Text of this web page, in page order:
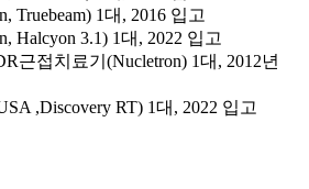
Truebeam) 1대, 2016 입고
Halcyon 3.1) 1대, 2022 입고
근접치료기(Nucletron) 1대, 2012년
,Discovery RT) 1대, 2022 입고